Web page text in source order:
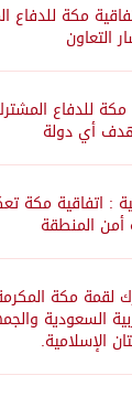
مكة للدفاع
التعاون
مكة للدفاع
أي دولة
: اتفاقية مكة
أمن المنطقة
لقمة مكة
السعودية
الإسلامية.